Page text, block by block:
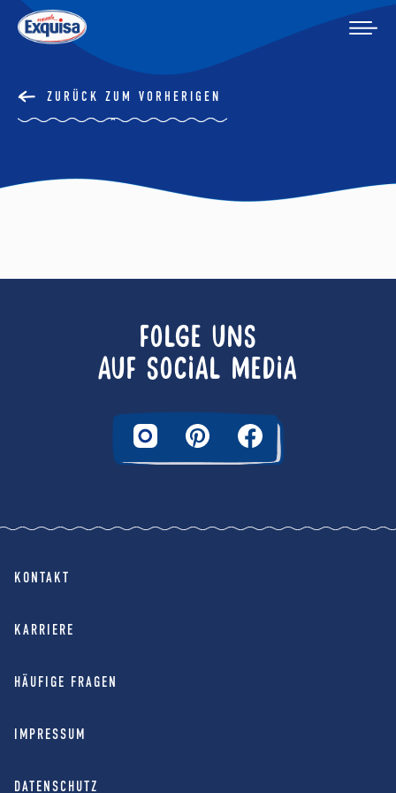
ZURÜCK ZUM VORHERIGEN
FOLGE UNS
AUF SOCIAL MEDIA
KONTAKT
KARRIERE
HÄUFIGE FRAGEN
IMPRESSUM
DATENSCHUTZ